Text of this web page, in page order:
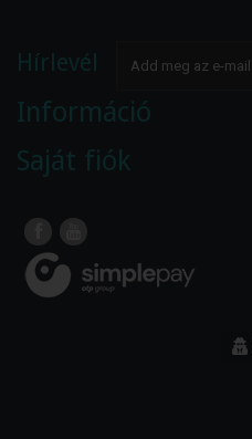
Hírlevél
Információ
Saját fiók